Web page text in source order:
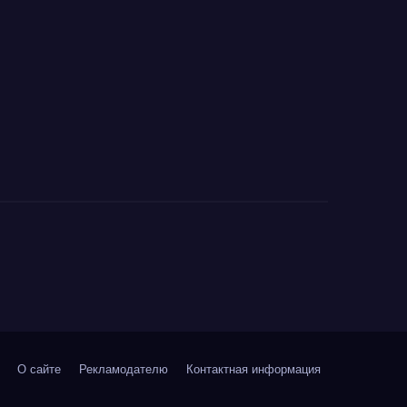
О сайте Рекламодателю Контактная информация